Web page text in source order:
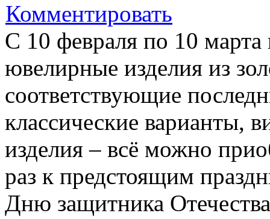
Комментировать
С 10 февраля по 10
ювелирные изделия из
соответствующие
классические варианты,
изделия – всё можно
раз к предстоящим
Дню защитника